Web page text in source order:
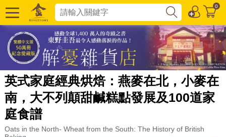
0
英式家庭經典烘焙：燕麥在北，小麥在
南，大不列顛甜鹹糕點發展及100道家
庭食譜
Oats in the North- Wheat from the South: The History of British